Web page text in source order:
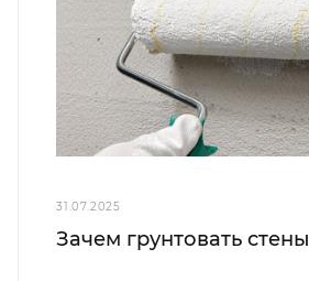
31.07.2025
Зачем грунтовать стены